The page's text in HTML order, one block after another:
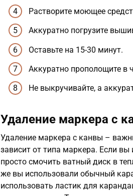
Растворите моющее
Аккуратно погрузите
Оставьте на 15-30 минут.
Аккуратно прополощите в
Не выкручивайте, а
Удаление маркера с
Удаление маркера с канвы –
зависит от типа маркера. Если
просто смочить ватный диск в
же вы использовали обычный
использовать ластик для